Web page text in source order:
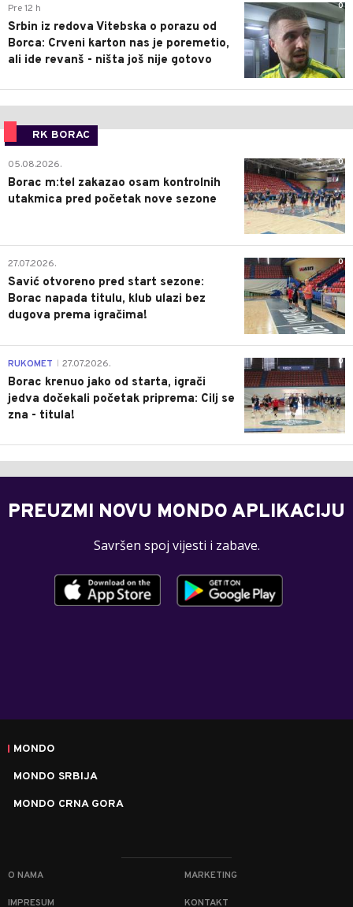
0
Pre 12 h
Srbin iz redova Vitebska o porazu od
Borca: Crveni karton nas je poremetio,
ali ide revanš - ništa još nije gotovo
RK BORAC
0
05.08.2026.
Borac m:tel zakazao osam kontrolnih
utakmica pred početak nove sezone
0
27.07.2026.
Savić otvoreno pred start sezone:
Borac napada titulu, klub ulazi bez
dugova prema igračima!
0
RUKOMET 27.07.2026.
Borac krenuo jako od starta, igrači
jedva dočekali početak priprema: Cilj se
zna - titula!
PREUZMI NOVU MONDO APLIKACIJU
Savršen spoj vijesti i zabave.
MONDO
MONDO SRBIJA
MONDO CRNA GORA
O NAMA MARKETING
IMPRESUM KONTAKT